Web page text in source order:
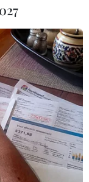
ngũ cốc
hợp tác trong
hệ của
Vietnam+)